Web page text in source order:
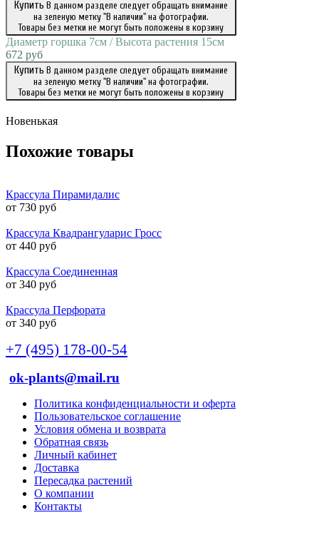
Купить В данном разделе следует обращать внимание
на зеленую метку "В наличии" на фотографии.
Товары без метки не могут быть положены в корзину
Диаметр горшка 7см / Высота растения 15см
672 руб
Купить В данном разделе следует обращать внимание
на зеленую метку "В наличии" на фотографии.
Товары без метки не могут быть положены в корзину
Новенькая
Похожие товары
Крассула Пирамидалис
от 730 руб
Крассула Квадрангуларис Гросс
от 440 руб
Крассула Соединенная
от 340 руб
Крассула Перфората
от 340 руб
+7 (495) 178-00-54
ok-plants@mail.ru
Политика конфиденциальности и оферта
Пользовательское соглашение
Условия обмена и возврата
Обратная связь
Личный кабинет
Доставка
Пересадка растений
О компании
Контакты